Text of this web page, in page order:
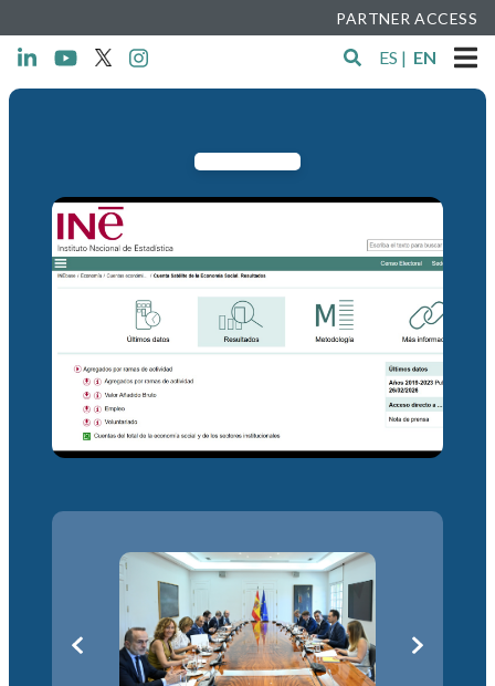
PARTNER ACCESS
ES | EN